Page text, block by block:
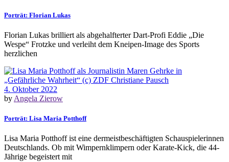
Porträt: Florian Lukas
Florian Lukas brilliert als abgehalfterter Dart-Profi Eddie „Die
Wespe“ Frotzke und verleiht dem Kneipen-Image des Sports
herzlichen
4. Oktober 2022
by Angela Zierow
Porträt: Lisa Maria Potthoff
Lisa Maria Potthoff ist eine dermeistbeschäftigten Schauspielerinnen
Deutschlands. Ob mit Wimpernklimpern oder Karate-Kick, die 44-
Jährige begeistert mit